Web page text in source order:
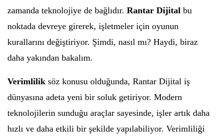
zamanda teknolojiye de bağlıdır. Rantar Dijital bu
noktada devreye girerek, işletmeler için oyunun
kurallarını değiştiriyor. Şimdi, nasıl mı? Haydi, biraz
daha yakından bakalım.
Verimlilik söz konusu olduğunda, Rantar Dijital iş
dünyasına adeta yeni bir soluk getiriyor. Modern
teknolojilerin sunduğu araçlar sayesinde, işler artık daha
hızlı ve daha etkili bir şekilde yapılabiliyor. Verimliliği